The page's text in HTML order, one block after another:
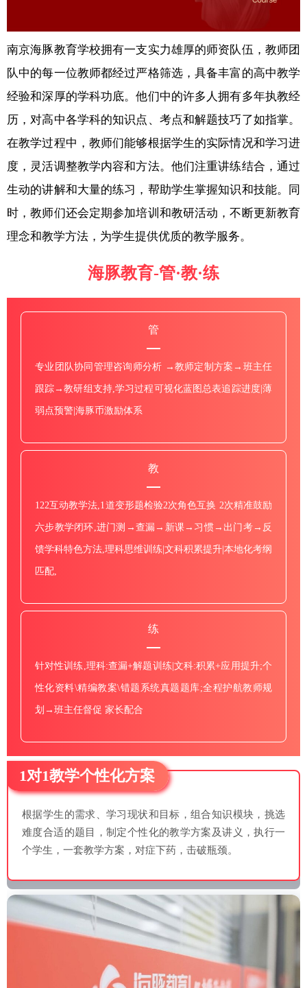
南京海豚教育学校拥有一支实力雄厚的师资队伍，教师团
队中的每一位教师都经过严格筛选，具备丰富的高中教学
经验和深厚的学科功底。他们中的许多人拥有多年执教经
历，对高中各学科的知识点、考点和解题技巧了如指掌。
在教学过程中，教师们能够根据学生的实际情况和学习进
度，灵活调整教学内容和方法。他们注重讲练结合，通过
生动的讲解和大量的练习，帮助学生掌握知识和技能。同
时，教师们还会定期参加培训和教研活动，不断更新教育
理念和教学方法，为学生提供优质的教学服务。
海豚教育-管·教·练
管
专业团队协同管理咨询师分析 →教师定制方案→班主任
跟踪→教研组支持,学习过程可视化蓝图总表追踪进度|薄
弱点预警|海豚币激励体系
教
122互动教学法,1道变形题检验2次角色互换 2次精准鼓励
六步教学闭环,进门测→查漏→新课→习惯→出门考→反
馈学科特色方法,理科思维训练|文科积累提升|本地化考纲
匹配,
练
针对性训练,理科:查漏+解题训练|文科:积累+应用提升;个
性化资料\精编教案\错题系统真题题库;全程护航教师规
划→班主任督促 家长配合
1对1教学个性化方案
根据学生的需求、学习现状和目标，组合知识模块，挑选
难度合适的题目，制定个性化的教学方案及讲义，执行一
个学生，一套教学方案，对症下药，击破瓶颈。